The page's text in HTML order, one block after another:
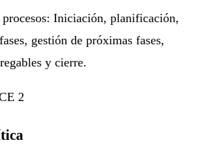
Iniciación, planificación,
gestión de próximas fases,
y cierre.